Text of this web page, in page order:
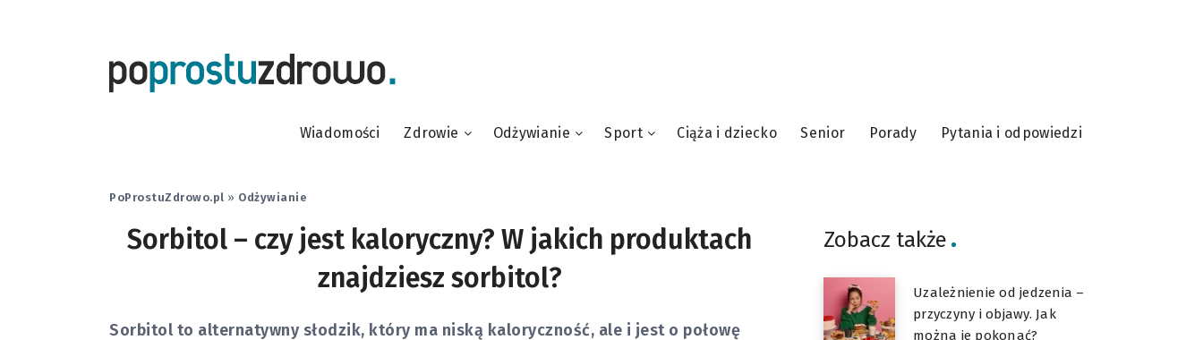
Wiadomości Zdrowie Odżywianie Sport Ciąża i dziecko Senior Porady Pytania i odpowiedzi
PoProstuZdrowo.pl » Odżywianie
Sorbitol – czy jest kaloryczny? W jakich produktach
znajdziesz sorbitol?
Sorbitol to alternatywny słodzik, który ma niską kaloryczność, ale i jest o połowę
Zobacz także
Uzależnienie od jedzenia –
przyczyny i objawy. Jak
można je pokonać?